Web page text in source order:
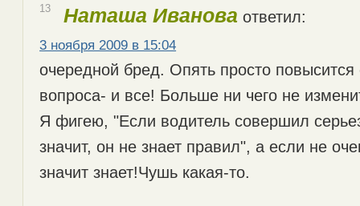
13 Наташа Иванова ответил:
3 ноября 2009 в 15:04
очередной бред. Опять просто повысится
вопроса- и все! Больше ни чего не
Я фигею, "Если водитель совершил
значит, он не знает правил", а если не
значит знает!Чушь какая-то.